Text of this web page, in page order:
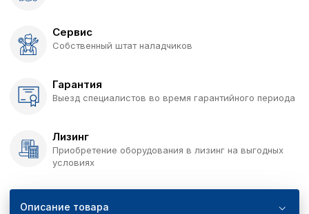
Сервис
Собственный штат наладчиков
Гарантия
Выезд специалистов во время гарантийного периода
Лизинг
Приобретение оборудования в лизинг на выгодных
условиях
Описание товара